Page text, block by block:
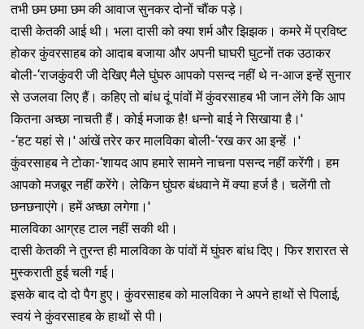
तभी छम छमा छम की आवाज सुनकर दोनों चौंक पड़े।
दासी केतकी आई थी। भला दासी को क्‍या शर्म और झिझक। कमरे में प्रविष्‍ट
होकर कुंवरसाहब को आदाब बजाया और अपनी घाघरी घुटनों तक उठाकर
बोली-‘राजकुंवरी जी देखिए मैले घुंघरु आपको पसन्‍द नहीं थे न-आज इन्‍हें सुनार
से उजलवा लिए हैं। कहिए तो बांध दूं पांवों मेंं कुंवरसाहब भी जान लेंगे कि आप
कितना अच्‍छा नाचती हैं। कोई मजाक है! धन्‍नो बाई ने सिखाया है।'
-‘हट यहां से।' आंखें तरेर कर मालविका बोली-‘रख कर आ इन्‍हें ।'
कुंवरसाहब ने टोका-‘शायद आप हमारे सामने नाचना पसन्‍द नहीं करेंगी। हम
आपको मजबूर नहीं करेंगे। लेकिन घुंघरु बंधवाने में क्‍या हर्ज है। चलेंगी तो
छनछनाएंगे। हमें अच्‍छा लगेगा।'
मालविका आग्रह टाल नहीं सकी थी।
दासी केतकी ने तुरन्‍त ही मालविका के पांवों में घुंघरु बांध दिए। फिर शरारत से
मुस्‍कराती हुई चली गई।
इसके बाद दो दो पैग हुए। कुंवरसाहब को मालविका ने अपने हाथों से पिलाई,
स्‍वयं ने कुंवरसाहब के हाथों से पी।